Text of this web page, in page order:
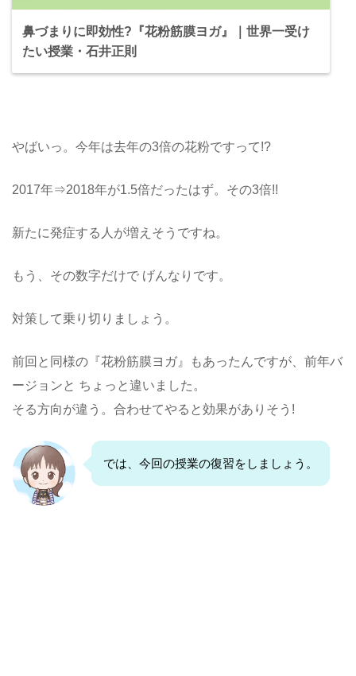
鼻づまりに即効性?『花粉筋膜ヨガ』｜世界一受け
たい授業・石井正則
やばいっ。今年は去年の3倍の花粉ですって!?
2017年⇒2018年が1.5倍だったはず。その3倍!!
新たに発症する人が増えそうですね。
もう、その数字だけで げんなりです。
対策して乗り切りましょう。
前回と同様の『花粉筋膜ヨガ』もあったんですが、前年バ
ージョンと ちょっと違いました。
そる方向が違う。合わせてやると効果がありそう!
では、今回の授業の復習をしましょう。